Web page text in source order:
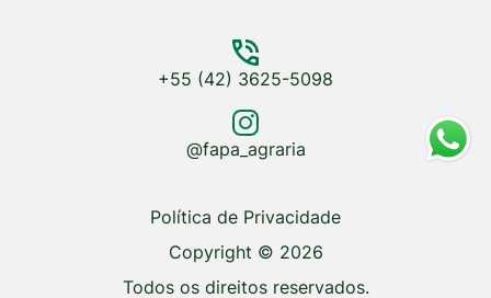
+55 (42) 3625-5098
@fapa_agraria
Política de Privacidade
Copyright © 2026
Todos os direitos reservados.